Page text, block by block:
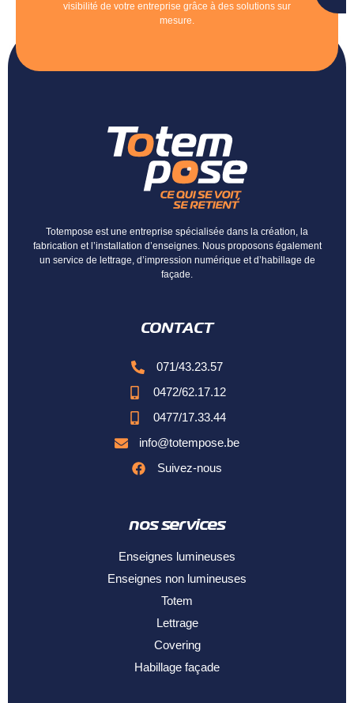
visibilité de votre entreprise grâce à des solutions sur
mesure.
Totempose est une entreprise spécialisée dans la création, la
fabrication et l’installation d’enseignes. Nous proposons également
un service de lettrage, d’impression numérique et d’habillage de
façade.
CONTACT
071/43.23.57
0472/62.17.12
0477/17.33.44
info@totempose.be
Suivez-nous
nos services
Enseignes lumineuses
Enseignes non lumineuses
Totem
Lettrage
Covering
Habillage façade